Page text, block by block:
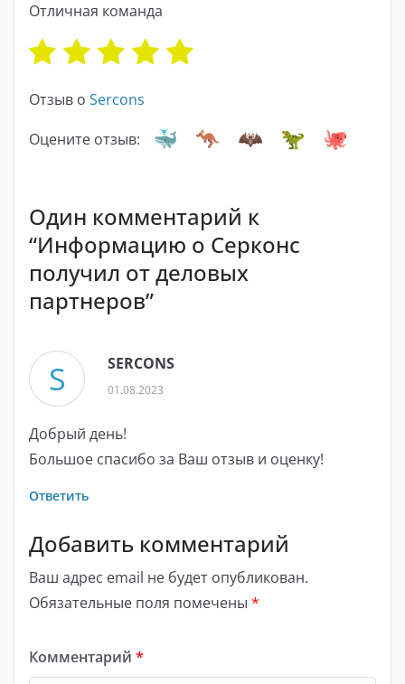
Отличная команда
Отзыв о Sercons
Оцените отзыв:
Один комментарий к
“Информацию о Серконс
получил от деловых
партнеров”
S SERCONS
01.08.2023
Добрый день!
Большое спасибо за Ваш отзыв и оценку!
Ответить
Добавить комментарий
Ваш адрес email не будет опубликован.
Обязательные поля помечены *
Комментарий *